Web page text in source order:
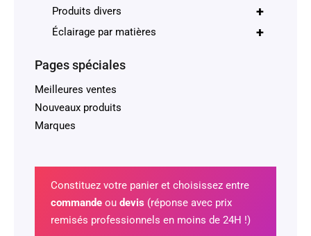
+
Produits divers
+
Éclairage par matières
Pages spéciales
Meilleures ventes
Nouveaux produits
Marques
Constituez votre panier et choisissez entre
commandeou devis (réponse avec prix
remisés professionnels en moins de 24H !)